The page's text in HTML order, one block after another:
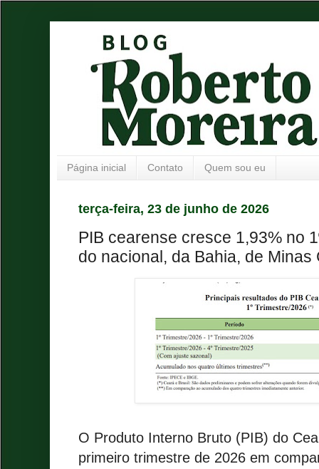
Página inicial Contato Quem sou eu
terça-feira, 23 de junho de 2026
PIB cearense cresce 1,93% no
do nacional, da Bahia, de
O Produto Interno Bruto (PIB) do
primeiro trimestre de 2026 em